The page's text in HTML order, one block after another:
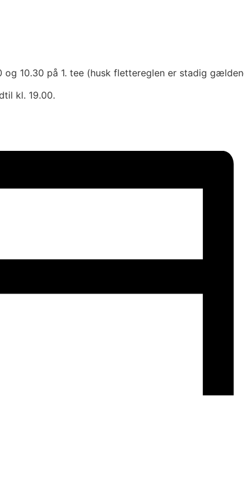
10.30 på 1. tee (husk flettereglen er stadig
kl. 19.00.